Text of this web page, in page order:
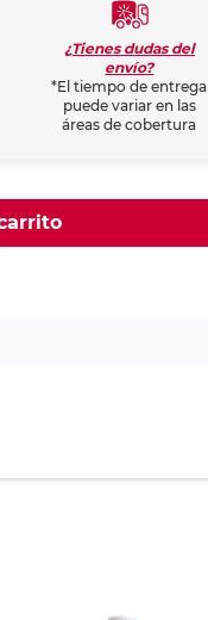
¿Tienes dudas del
envío?
*El tiempo de entrega
puede variar en las
áreas de cobertura